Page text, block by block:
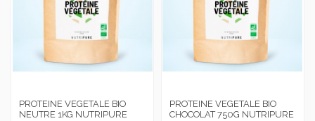
PROTEINE VEGETALE BIO
NEUTRE 1KG NUTRIPURE
PROTEINE VEGETALE BIO
CHOCOLAT 750G NUTRIPURE